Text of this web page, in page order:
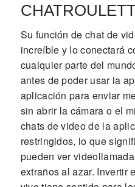
Su función de chat de
increíble y lo conectará
cualquier parte del
antes de poder usar la
aplicación para enviar
sin abrir la cámara o el
chats de video de la
restringidos, lo que
pueden ver
extraños al azar. Invertir